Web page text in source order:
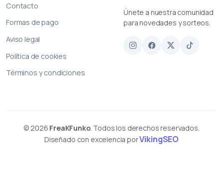
Contacto
Formas de pago
Aviso legal
Política de cookies
Términos y condiciones
Únete a nuestra comunidad
para novedades y sorteos.
© 2026 FreaKFunko. Todos los derechos reservados.
Diseñado con excelencia porVikingSEO